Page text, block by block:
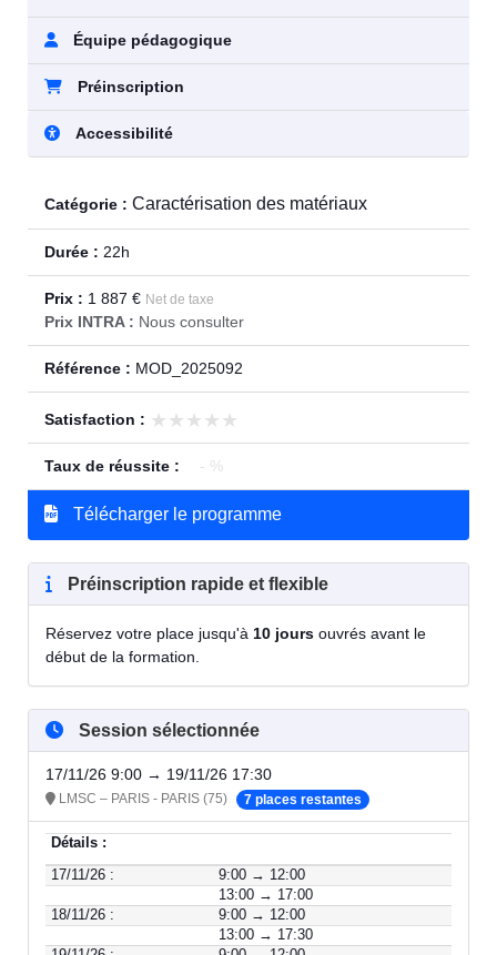
Équipe pédagogique
Préinscription
Accessibilité
Catégorie : Caractérisation des matériaux
Durée : 22h
Prix : 1 887 € Net de taxe
Prix INTRA : Nous consulter
Référence : MOD_2025092
Satisfaction : ★★★★★
★★★★★
Taux de réussite : - %
Télécharger le programme
Préinscription rapide et flexible
Réservez votre place jusqu'à 10 jours ouvrés avant le
début de la formation.
Session sélectionnée
17/11/26 9:00 → 19/11/26 17:30
LMSC – PARIS - PARIS (75) 7 places restantes
Détails :
17/11/26 :
9:00 → 12:00
13:00 → 17:00
18/11/26 :
9:00 → 12:00
13:00 → 17:30